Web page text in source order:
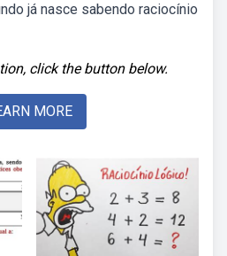
já nasce sabendo raciocínio
click the button below.
MORE